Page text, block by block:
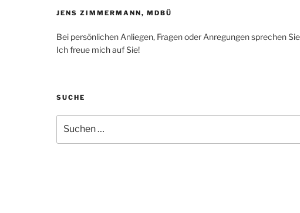
JENS ZIMMERMANN, MDBÜ
Bei persönlichen Anliegen, Fragen oder Anregungen sprechen
Ich freue mich auf Sie!
SUCHE
nach: